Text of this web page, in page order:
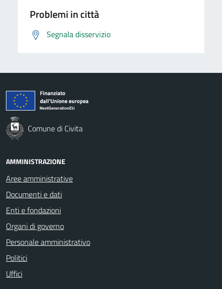
Problemi in città
Segnala disservizio
Comune di Civita
AMMINISTRAZIONE
Aree amministrative
Documenti e dati
Enti e fondazioni
Organi di governo
Personale amministrativo
Politici
Uffici